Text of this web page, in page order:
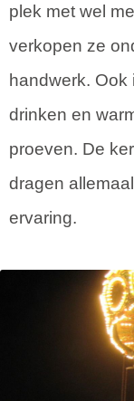
plek met wel
verkopen ze
handwerk. Ook
drinken en
proeven. De
dragen
ervaring.